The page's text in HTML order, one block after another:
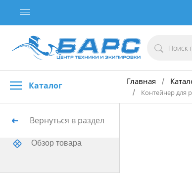
Каталог Главная /
/
Контейнер для
Вернуться в раздел
Обзор товара